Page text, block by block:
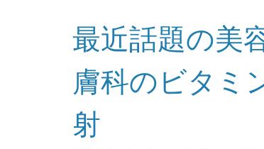
最近話題の美
膚科のビタミ
射